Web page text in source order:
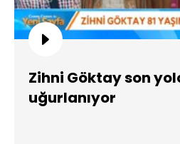
Zihni Göktay son
uğurlanıyor